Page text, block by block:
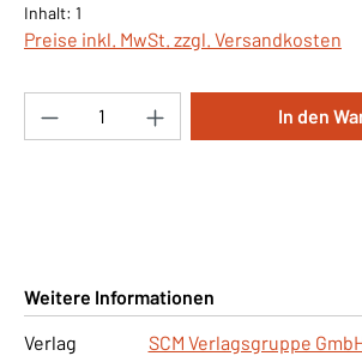
Inhalt: 1
Preise inkl. MwSt. zzgl. Versandkosten
Produkt Anzahl: Gib den
In den
Weitere Informationen
Verlag
SCM Verlagsgruppe